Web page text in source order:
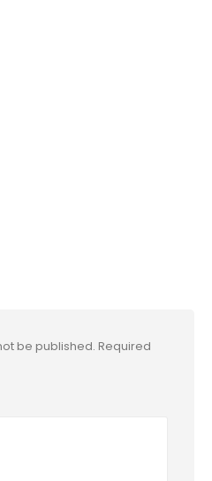
be published. Required